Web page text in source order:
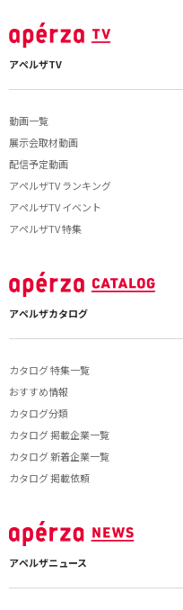
アペルザTV
動画一覧
展示会取材動画
配信予定動画
アペルザTV ランキング
アペルザTV イベント
アペルザTV 特集
アペルザカタログ
カタログ 特集一覧
おすすめ情報
カタログ分類
カタログ 掲載企業一覧
カタログ 新着企業一覧
カタログ 掲載依頼
アペルザニュース